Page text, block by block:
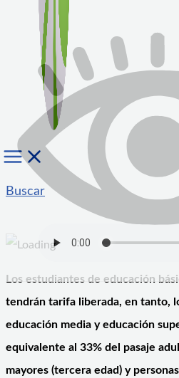
Buscar
Los estudiantes de educación
tendrán tarifa liberada, en tanto,
educación media y educación
equivalente al 33% del pasaje
mayores (tercera edad) y